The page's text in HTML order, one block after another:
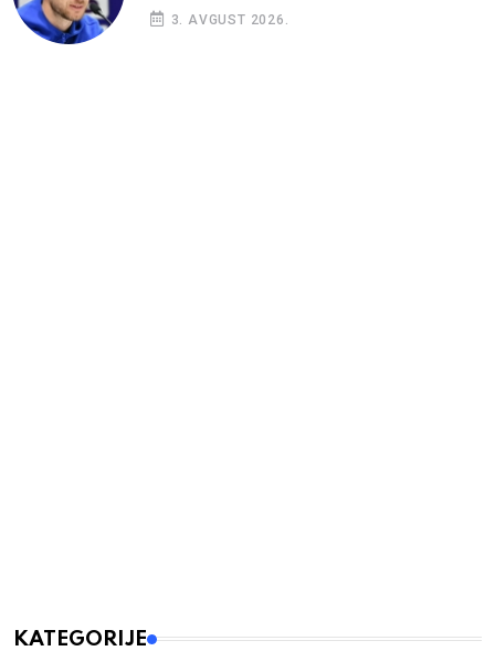
3. AVGUST 2026.
KATEGORIJE